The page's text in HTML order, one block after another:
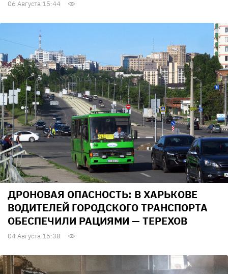
06 Августа 15:44
ДРОНОВАЯ ОПАСНОСТЬ: В ХАРЬКОВЕ
ВОДИТЕЛЕЙ ГОРОДСКОГО ТРАНСПОРТА
ОБЕСПЕЧИЛИ РАЦИЯМИ — ТЕРЕХОВ
04 Августа 15:38